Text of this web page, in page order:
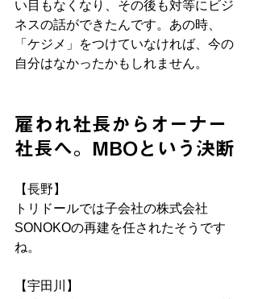
い目もなくなり、その後も対等にビジ
ネスの話ができたんです。あの時、
「ケジメ」をつけていなければ、今の
自分はなかったかもしれません。
雇われ社長からオーナー
社長へ。MBOという決断
【長野】
トリドールでは子会社の株式会社
SONOKOの再建を任されたそうです
ね。
【宇田川】